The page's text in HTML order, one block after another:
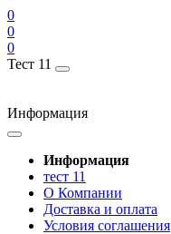
0
0
0
Тест 11
Информация
Информация
тест 11
О Компании
Доставка и оплата
Условия соглашения